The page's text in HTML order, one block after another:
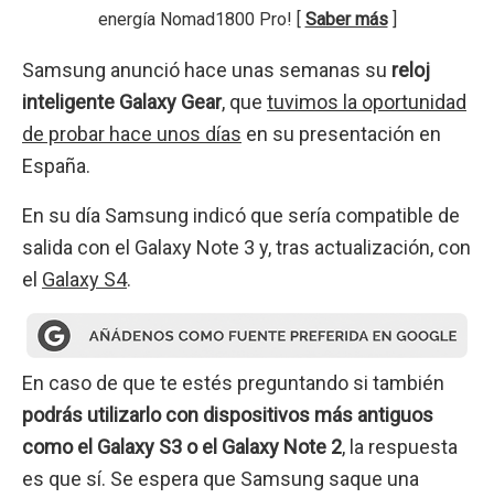
energía Nomad1800 Pro! [ Saber más]
Samsung anunció hace unas semanas su reloj
inteligente Galaxy Gear, que tuvimos la oportunidad
de probar hace unos días en su presentación en
España.
En su día Samsung indicó que sería compatible de
salida con el Galaxy Note 3 y, tras actualización, con
el Galaxy S4.
En caso de que te estés preguntando si también
podrás utilizarlo con dispositivos más antiguos
como el Galaxy S3 o el Galaxy Note 2, la respuesta
es que sí. Se espera que Samsung saque una